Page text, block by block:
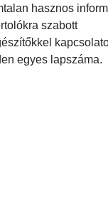
hasznos
szabott
egyes lapszáma.